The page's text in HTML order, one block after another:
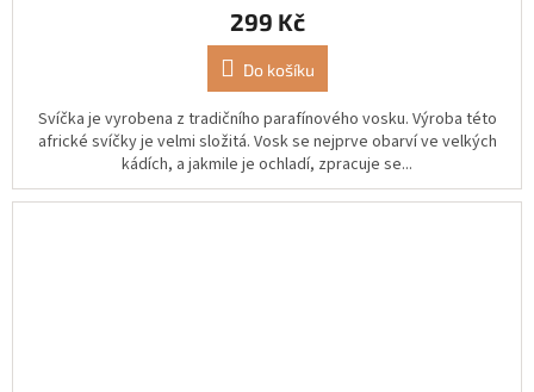
299 Kč
Do košíku
Svíčka je vyrobena z tradičního parafínového vosku. Výroba této
africké svíčky je velmi složitá. Vosk se nejprve obarví ve velkých
kádích, a jakmile je ochladí, zpracuje se...